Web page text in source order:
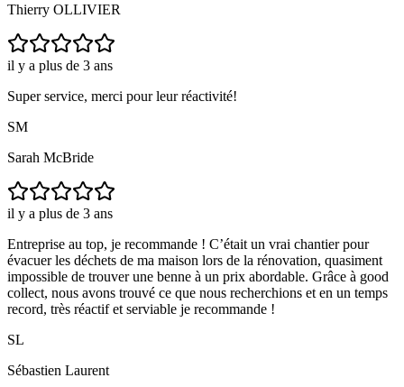
Thierry OLLIVIER
il y a plus de 3 ans
Super service, merci pour leur réactivité!
SM
Sarah McBride
il y a plus de 3 ans
Entreprise au top, je recommande ! C’était un vrai chantier pour
évacuer les déchets de ma maison lors de la rénovation, quasiment
impossible de trouver une benne à un prix abordable. Grâce à good
collect, nous avons trouvé ce que nous recherchions et en un temps
record, très réactif et serviable je recommande !
SL
Sébastien Laurent